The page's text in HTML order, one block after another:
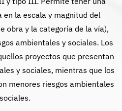
en la escala y magnitud del
obra y la categoría de la vía),
ambientales y sociales. Los
proyectos que presentan
y sociales, mientras que los
menores riesgos ambientales